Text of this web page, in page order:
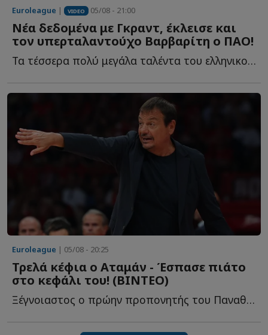
Euroleague | VIDEO 05/08 - 21:00
Νέα δεδομένα με Γκραντ, έκλεισε και
τον υπερταλαντούχο Βαρβαρίτη ο ΠΑΟ!
Τα τέσσερα πολύ μεγάλα ταλέντα του ελληνικού μπάσκετ, η...
Euroleague | 05/08 - 20:25
Τρελά κέφια ο Αταμάν - Έσπασε πιάτο
στο κεφάλι του! (ΒΙΝΤΕΟ)
Ξέγνοιαστος ο πρώην προπονητής του Παναθηναϊκού σ...